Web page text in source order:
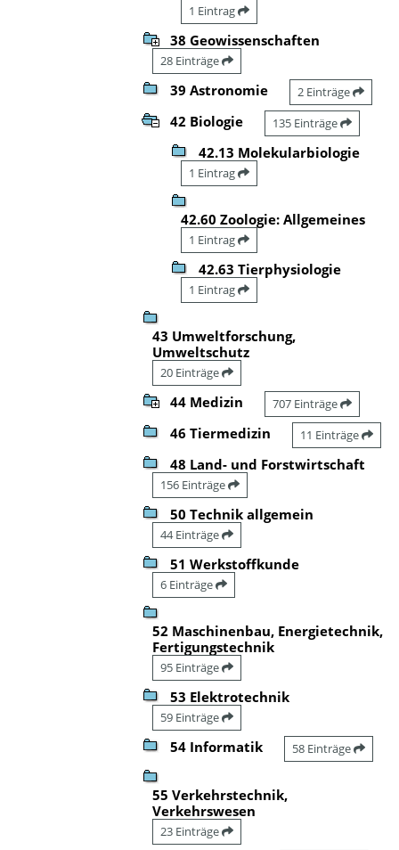
1 Eintrag
38 Geowissenschaften
28 Einträge
39 Astronomie 2 Einträge
42 Biologie 135 Einträge
42.13 Molekularbiologie
1 Eintrag
42.60 Zoologie: Allgemeines
1 Eintrag
42.63 Tierphysiologie
1 Eintrag
43 Umweltforschung,
Umweltschutz
20 Einträge
44 Medizin 707 Einträge
46 Tiermedizin 11 Einträge
48 Land- und Forstwirtschaft
156 Einträge
50 Technik allgemein
44 Einträge
51 Werkstoffkunde
6 Einträge
52 Maschinenbau, Energietechnik,
Fertigungstechnik
95 Einträge
53 Elektrotechnik
59 Einträge
54 Informatik 58 Einträge
55 Verkehrstechnik,
Verkehrswesen
23 Einträge